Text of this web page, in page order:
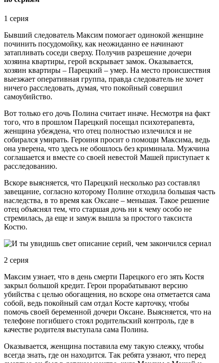
1 серия
Бывший следователь Максим помогает одинокой женщине
починить посудомойку, как неожиданно ее начинают
затапливать соседи сверху. Получив разрешение дочери
хозяина квартиры, герой вскрывает замок. Оказывается,
хозяин квартиры – Парецкий – умер. На место происшествия
выезжает оперативная группа, правда следователь не хочет
ничего расследовать, думая, что покойный совершил
самоубийство.
Вот только его дочь Полина считает иначе. Несмотря на факт
того, что в прошлом Парецкий посещал психотерапевта,
женщина убеждена, что отец полностью излечился и не
собирался умирать. Героиня просит о помощи Максима, ведь
она уверена, что здесь не обошлось без криминала. Мужчина
соглашается и вместе со своей невестой Машей приступает к
расследованию.
Вскоре выясняется, что Парецкий несколько раз составлял
завещание, согласно которому Полине отходила большая часть
наследства, в то время как Оксане – меньшая. Такое решение
отец объяснял тем, что старшая дочь ни к чему особо не
стремилась, да еще и замуж вышла за простого таксиста
Костю.
2 серия
Максим узнает, что в день смерти Парецкого его зять Костя
закрыл большой кредит. Герои прорабатывают версию
убийства с целью обогащения, но вскоре она отметается сама
собой, ведь покойный сам отдал Косте карточку, чтобы
помочь своей беременной дочери Оксане. Выясняется, что на
телефоне погибшего стоял родительский контроль, где в
качестве родителя выступала сама Полина.
Оказывается, женщина поставила ему такую слежку, чтобы
всегда знать, где он находится. Так ребята узнают, что перед